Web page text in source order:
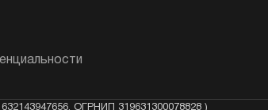
ОГРНИП 319631300078828 )